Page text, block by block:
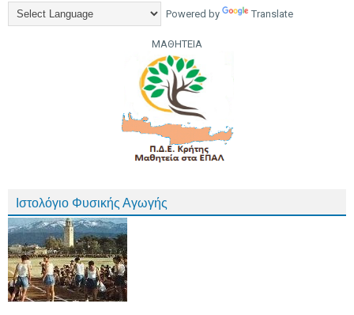
Powered by Translate
ΜΑΘΗΤΕΙΑ
Ιστολόγιο Φυσικής Αγωγής